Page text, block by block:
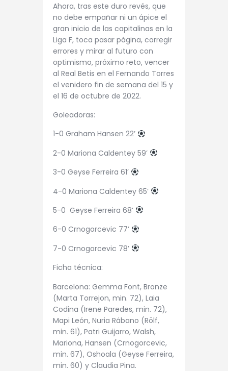
Ahora, tras este duro revés, que
no debe empañar ni un ápice el
gran inicio de las capitalinas en la
Liga F, toca pasar página, corregir
errores y mirar al futuro con
optimismo, próximo reto, vencer
al Real Betis en el Fernando Torres
el venidero fin de semana del 15 y
el 16 de octubre de 2022.
Goleadoras:
1-0 Graham Hansen 22’
2-0 Mariona Caldentey 59’
3-0 Geyse Ferreira 61’
4-0 Mariona Caldentey 65’
5-0 Geyse Ferreira 68’
6-0 Crnogorcevic 77’
7-0 Crnogorcevic 78’
Ficha técnica:
Barcelona: Gemma Font, Bronze
(Marta Torrejon, min. 72), Laia
Codina (Irene Paredes, min. 72),
Mapi León, Nuria Rábano (Rölf,
min. 61), Patri Guijarro, Walsh,
Mariona, Hansen (Crnogorcevic,
min. 67), Oshoala (Geyse Ferreira,
min. 60) y Claudia Pina.